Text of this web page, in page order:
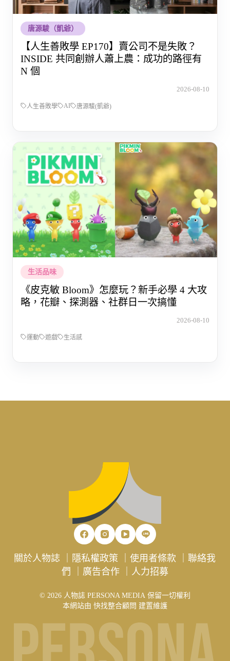
唐源駿（凱爺）
【人生善敗學 EP170】賣公司不是失敗？
INSIDE 共同創辦人蕭上農：成功的路徑有
N 個
2026-08-10
人生善敗學 AI 唐源駿(凱爺)
生活品味
《皮克敏 Bloom》怎麼玩？新手必學 4 大攻
略，花瓣、探測器、社群日一次搞懂
2026-08-10
運動 遊戲 生活感
關於人物誌 隱私權政策 ｜使用者條款 ｜聯絡我
們
廣告合作｜ 人力招募
© 2026 人物誌 PERSONA MEDIA 保留一切權利
本網站由 快找整合顧問 建置維護